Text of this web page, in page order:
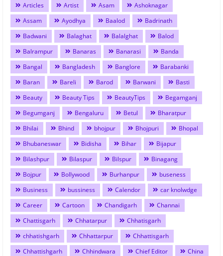
Articles
Artist Asam
Ashoknagar
Assam
Ayodhya Baalod
Badrinath
Badwani
Balaghat Balalghat
Balod
Balrampur
Banaras Banarasi
Banda
Bangal
Bangladesh Banglore
Barabanki
Baran
Bareli Barod Barwani
Basti
Beauty
Beauty Tips BeautyTips
Begamganj
Begumganj
Bengaluru Betul
Bharatpur
Bhilai
Bhind bhojpur Bhojpuri
Bhopal
Bhubaneswar
Bidisha Bihar
Bijapur
Bilashpur
Bilaspur Bilspur
Binagang
Bojpur
Bollywood Burhanpur
buseness
Business
bussiness Calendor
car knolwdge
Career
Cartoon Chandigarh
Channai
Chattisgarh
Chhatarpur
Chhatisgarh
chhatishgarh
Chhattarpur
Chhattisgarh
Chhattishgarh
Chhindwara Chief Editor
China